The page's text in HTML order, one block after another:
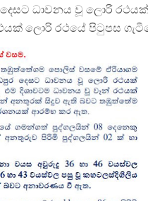
ධාවනය වූ ලොරි
ලොරි රථයේ පිටුපස